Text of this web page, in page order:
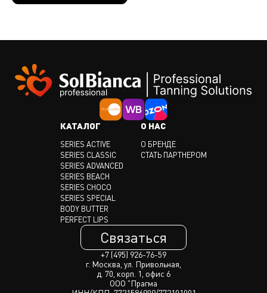
КАТАЛОГ
SERIES ACTIVE
SERIES CLASSIC
SERIES ADVANCED
SERIES BEACH
SERIES CHOCO
SERIES SPECIAL
BODY BUTTER
PERFECT LIPS
О НАС
О БРЕНДЕ
СТАТЬ ПАРТНЕРОМ
Связаться
+7 (495) 926-76-59
г. Москва, ул. Привольная,
д. 70, корп. 1, офис 6
ООО "Прагма